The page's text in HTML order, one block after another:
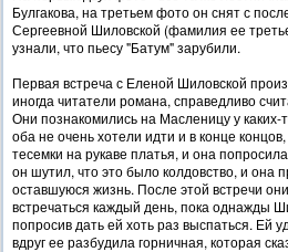
Булгакова, на третьем фото он снят с
Сергеевной Шиловской (фамилия ее
узнали, что пьесу "Батум" зарубили.
Первая встреча с Еленой Шиловской
иногда читатели романа, справедливо
Они познакомились на Масленицу у
оба не очень хотели идти и в конце
тесемки на рукаве платья, и она
он шутил, что это было колдовство, и она
оставшуюся жизнь. После этой встречи
встречаться каждый день, пока однажды
попросив дать ей хоть раз выспаться. Ей
вдруг ее разбудила горничная, которая